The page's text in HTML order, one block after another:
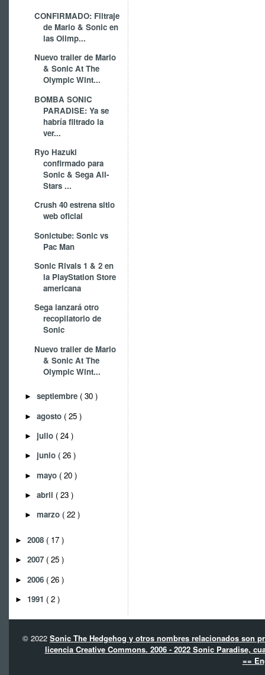
CONFIRMADO: Filtraje
de Mario & Sonic en
las Olimp...
Nuevo trailer de Mario
& Sonic At The
Olympic Wint...
BOMBA SONIC
PARADISE: Ya se
habría filtrado la
ver...
Ryo Hazuki
confirmado para
Sonic & Sega All-
Stars ...
Crush 40 estrena sitio
web oficial
Sonictube: Sonic vs
Pac Man
Sonic Rivals 1 & 2 en
la PlayStation Store
americana
Sega lanzará otro
recopilatorio de
Sonic
Nuevo trailer de Mario
& Sonic At The
Olympic Wint...
► septiembre ( 30 )
► agosto ( 25 )
► julio ( 24 )
► junio ( 26 )
► mayo ( 20 )
► abril ( 23 )
► marzo ( 22 )
► 2008 ( 17 )
► 2007 ( 25 )
► 2006 ( 26 )
► 1991 ( 2 )
© 2022 Sonic The Hedgehog y otros nombres relacionados son
licencia Creative Commons. 2006 - 2022 Sonic Paradise,
==